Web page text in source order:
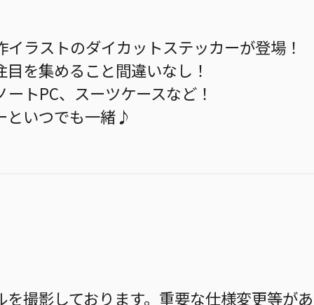
イラストのダイカットステッカーが登場！
を集めること間違いなし！
トPC、スーツケースなど！
といつでも一緒♪
撮影しております。重要な仕様変更等があ